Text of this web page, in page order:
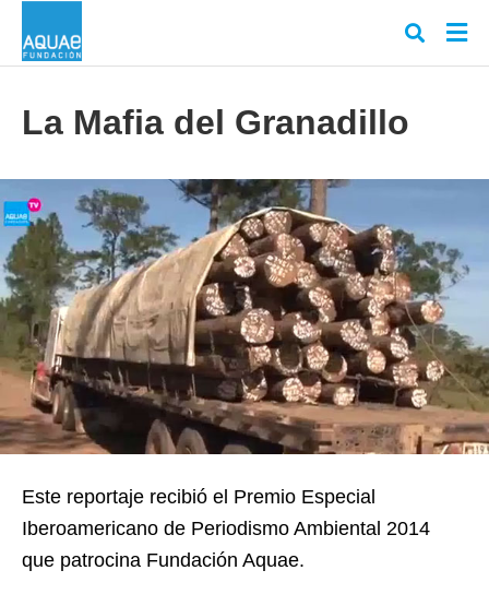
en
La Mafia del Granadillo
Este reportaje recibió el Premio Especial
Iberoamericano de Periodismo Ambiental 2014
que patrocina Fundación Aquae.